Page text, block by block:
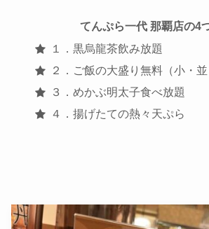
てんぷら一代 那覇店の4
１．黒烏龍茶飲み放題
２．ご飯の大盛り無料（小・並
３．めかぶ明太子食べ放題
４．揚げたての熱々天ぷら